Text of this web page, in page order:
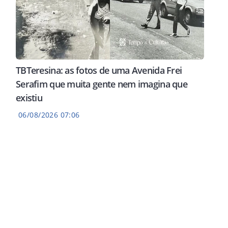
TBTeresina: as fotos de uma Avenida Frei
Serafim que muita gente nem imagina que
existiu
06/08/2026 07:06